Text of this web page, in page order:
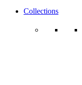
Collections